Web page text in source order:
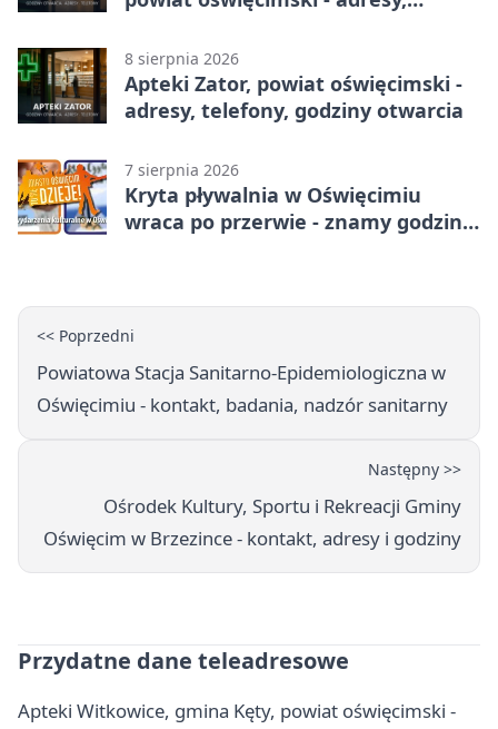
8 sierpnia 2026
Apteki Zator, powiat oświęcimski -
adresy, telefony, godziny otwarcia
7 sierpnia 2026
Kryta pływalnia w Oświęcimiu
wraca po przerwie - znamy godziny
<< Poprzedni
Powiatowa Stacja Sanitarno-Epidemiologiczna w
Oświęcimiu - kontakt, badania, nadzór sanitarny
Następny >>
Ośrodek Kultury, Sportu i Rekreacji Gminy
Oświęcim w Brzezince - kontakt, adresy i godziny
Przydatne dane teleadresowe
Apteki Witkowice, gmina Kęty, powiat oświęcimski -